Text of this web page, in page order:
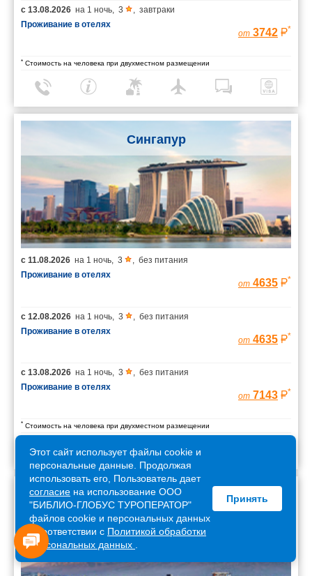
с 13.08.2026 на 1 ночь, 3 , завтраки
Проживание в отелях
от 3742 *
* Стоимость на человека при двухместном размещении
Сингапур
с 11.08.2026 на 1 ночь 3
без питания
Проживание в отелях
от 4635 *
с 12.08.2026 на 1 ночь 3
без питания
Проживание в отелях
от 4635 *
с 13.08.2026 на 1 ночь 3
без питания
Проживание в отелях
от 7143 *
* Стоимость на человека при двухместном размещении
Армения
Этот сайт использует файлы cookie и
персональные данные. Продолжая
использовать его, Пользователь дает
согласие на использование ООО
"БИБЛИО-ГЛОБУС ТУРОПЕРАТОР"
файлов cookie и персональных данных
в соответствии с Политикой обработки
персональных данных
Принять